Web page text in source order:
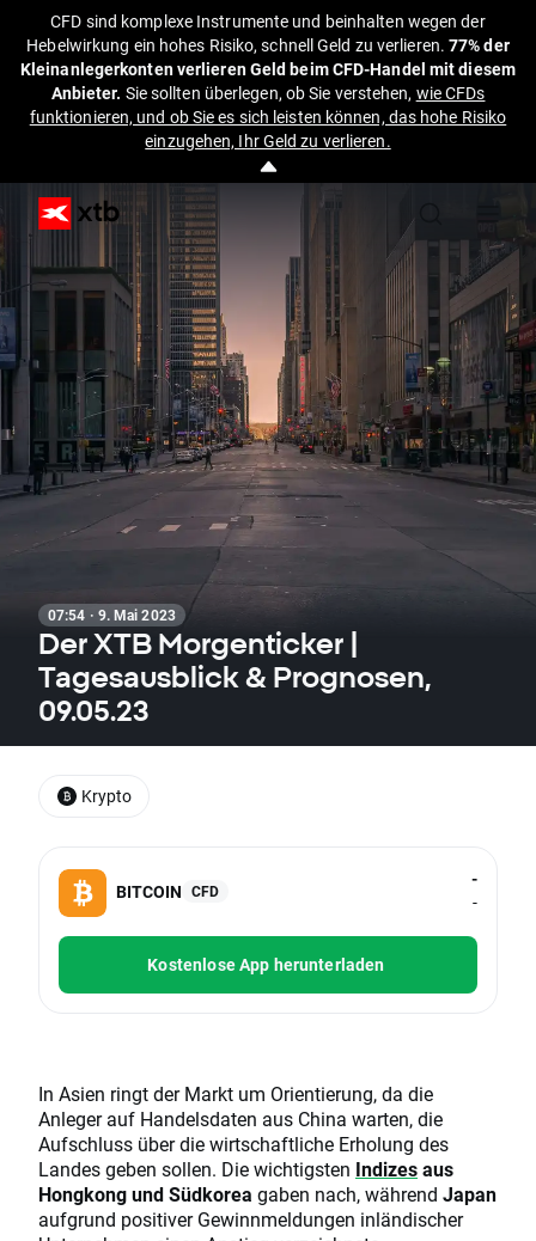
CFD sind komplexe Instrumente und beinhalten wegen der
Hebelwirkung ein hohes Risiko, schnell Geld zu verlieren.77% der
Kleinanlegerkonten verlieren Geld beim CFD-Handel mit diesem
Anbieter. Sie sollten überlegen, ob Sie verstehen, wie CFDs
funktionieren, und ob Sie es sich leisten können, das hohe Risiko
einzugehen, Ihr Geld zu verlieren.
07:54 · 9. Mai 2023
Der XTB Morgenticker |
Tagesausblick & Prognosen,
09.05.23
BITCOIN CFD
-
-
Kostenlose App herunterladen
In Asien ringt der Markt um Orientierung, da die
Anleger auf Handelsdaten aus China warten, die
Aufschluss über die wirtschaftliche Erholung des
Landes geben sollen. Die wichtigsten Indizesaus
Hongkong und Südkorea gaben nach, während Japan
aufgrund positiver Gewinnmeldungen inländischer
Krypto